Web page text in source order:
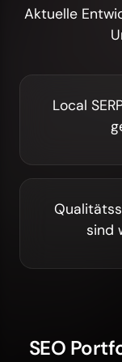
Aktuelle
Local
sind
SEO